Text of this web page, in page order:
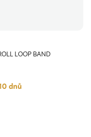
LOOP BAND
dnů